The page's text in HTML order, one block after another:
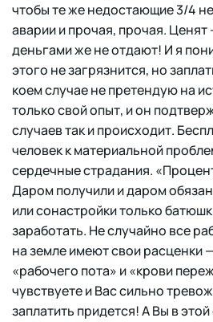
чтобы те же недостающие 3/4
аварии и прочая, прочая.
деньгами же не отдают! И я
этого не загрязнится, но
коем случае не претендую на
только свой опыт, и он
случаев так и происходит.
человек к материальной
сердечные страдания.
Даром получили и даром
или сонастройки только
заработать. Не случайно все
на земле имеют свои расценки
«рабочего пота» и «крови
чувствуете и Вас сильно
заплатить придется! А Вы в